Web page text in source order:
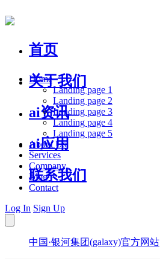
首页
关于我们
ai资讯
ai应用
联系我们
Home
Landing page 1
Landing page 2
Landing page 3
Landing page 4
Landing page 5
About Us
Services
Company
Blog
Contact
Log In Sign Up
中国·银河集团(galaxy)官方网站